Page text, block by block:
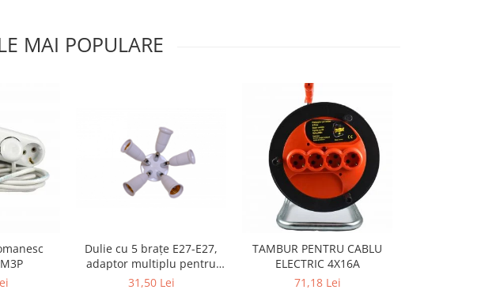
MAI POPULARE
Dulie cu 5 brațe E27-E27,
adaptor multiplu pentru
becuri LED, 220V
31,50 Lei
TAMBUR PENTRU CABLU
ELECTRIC 4X16A
71,18 Lei